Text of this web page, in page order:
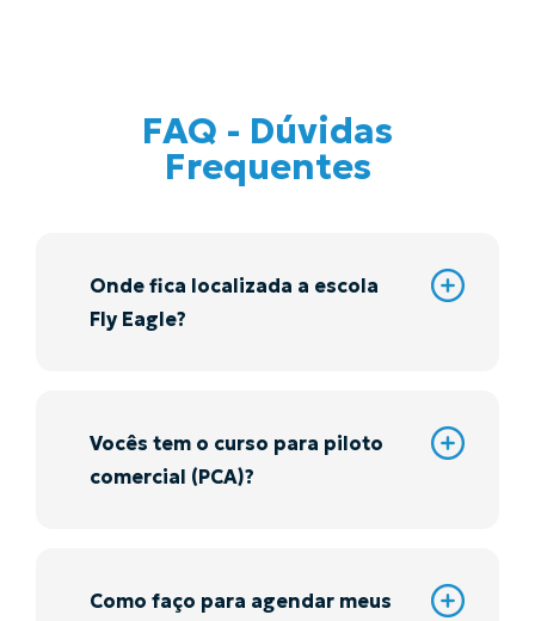
FAQ - Dúvidas
Frequentes
Onde fica localizada a escola
Fly Eagle?
Vocês tem o curso para piloto
comercial (PCA)?
Como faço para agendar meus